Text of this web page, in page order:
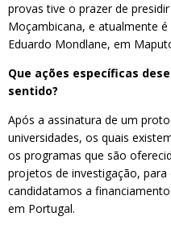
provas tive o prazer de
Moçambicana, e atualmente
Eduardo Mondlane, em
Que ações específicas
sentido?
Após a assinatura de um
universidades, os quais
os programas que são
projetos de investigação,
candidatamos a
em Portugal.